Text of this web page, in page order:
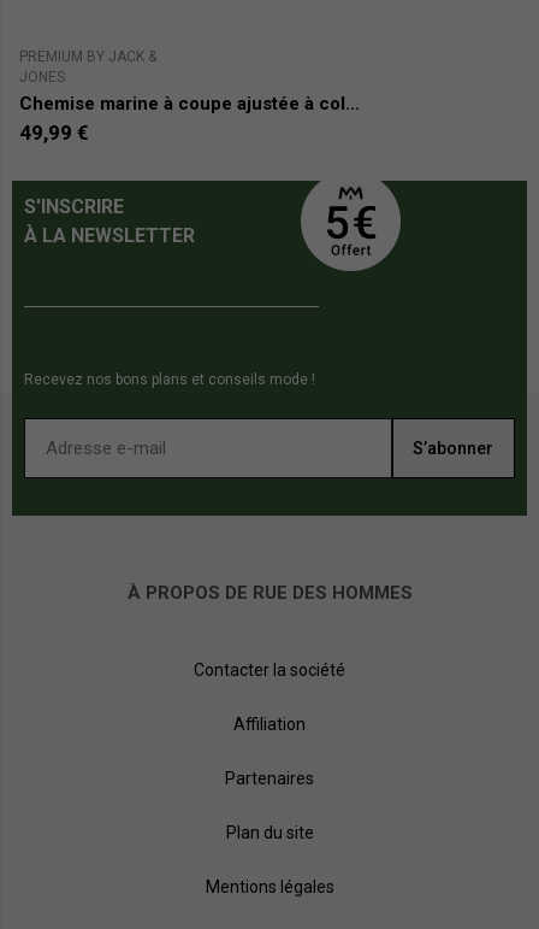
PREMIUM BY JACK &
JONES
Chemise marine à coupe ajustée à col...
49,99 €
S'INSCRIRE
À LA NEWSLETTER
Recevez nos bons plans et conseils mode !
S’abonner
À PROPOS DE RUE DES HOMMES
Contacter la société
Affiliation
Partenaires
Plan du site
Mentions légales